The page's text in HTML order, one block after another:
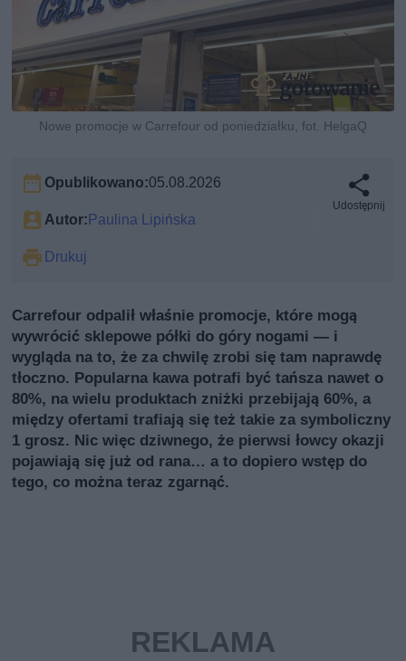
Nowe promocje w Carrefour od poniedziałku, fot. HelgaQ
Opublikowano:05.08.2026
Autor:Paulina Lipińska
Drukuj
Udostępnij
Carrefour odpalił właśnie promocje, które mogą
wywrócić sklepowe półki do góry nogami — i
wygląda na to, że za chwilę zrobi się tam naprawdę
tłoczno. Popularna kawa potrafi być tańsza nawet o
80%, na wielu produktach zniżki przebijają 60%, a
między ofertami trafiają się też takie za symboliczny
1 grosz. Nic więc dziwnego, że pierwsi łowcy okazji
pojawiają się już od rana… a to dopiero wstęp do
tego, co można teraz zgarnąć.